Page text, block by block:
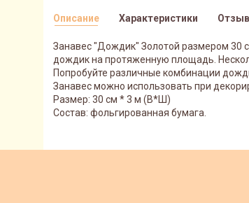
Описание
Занавес "Дождик" Золотой размером 30
дождик на протяженную площадь.
Попробуйте различные комбинации
Занавес можно использовать при
Размер: 30 см * 3 м (В*Ш)
Состав: фольгированная бумага.
Характеристики